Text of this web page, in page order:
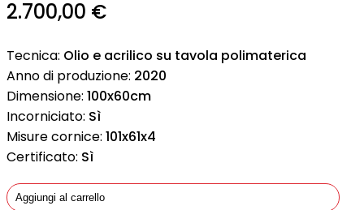
2.700,00 €
Tecnica: Olio e acrilico su tavola polimaterica
Anno di produzione: 2020
Dimensione: 100x60cm
Incorniciato: Sì
Misure cornice: 101x61x4
Certificato: Sì
Aggiungi al carrello